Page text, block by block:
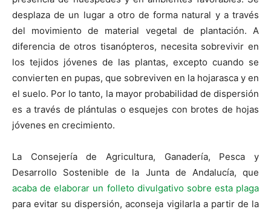
desplaza de un lugar a otro de forma natural y a través
del movimiento de material vegetal de plantación. A
diferencia de otros tisanópteros, necesita sobrevivir en
los tejidos jóvenes de las plantas, excepto cuando se
convierten en pupas, que sobreviven en la hojarasca y en
el suelo. Por lo tanto, la mayor probabilidad de dispersión
es a través de plántulas o esquejes con brotes de hojas
jóvenes en crecimiento.
La Consejería de Agricultura, Ganadería, Pesca y
Desarrollo Sostenible de la Junta de Andalucía, que
acaba de elaborar un folleto divulgativo sobre esta plaga
para evitar su dispersión, aconseja vigilarla a partir de la